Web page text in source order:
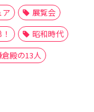
ア
展覧会
昭和時代
殿の13人